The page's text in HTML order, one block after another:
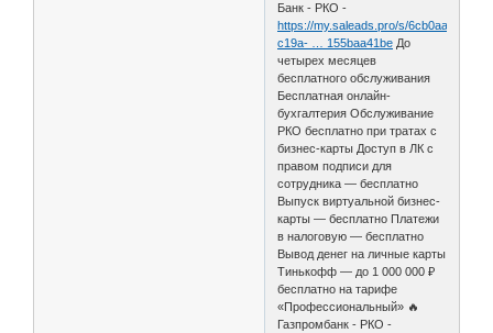
Банк - РКО -
https://my.saleads.pro/s/6cb0aaf0-
c19a- … 155baa41be До
четырех месяцев
бесплатного обслуживания
Бесплатная онлайн-
бухгалтерия Обслуживание
РКО бесплатно при тратах с
бизнес-карты Доступ в ЛК с
правом подписи для
сотрудника — бесплатно
Выпуск виртуальной бизнес-
карты — бесплатно Платежи
в налоговую — бесплатно
Вывод денег на личные карты
Тинькофф — до 1 000 000 ₽
бесплатно на тарифе
«Профессиональный» 🔥
Газпромбанк - РКО -